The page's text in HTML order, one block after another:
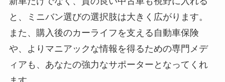
と、ミニバン選びの選択肢は大きく広がります。
また、購入後のカーライフを支える自動車保険
や、よりマニアックな情報を得るための専門メデ
ィアも、あなたの強力なサポーターとなってくれ